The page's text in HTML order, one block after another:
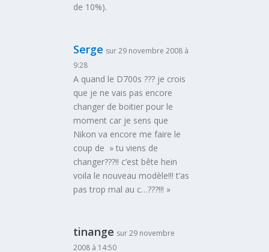
de 10%).
Serge sur 29 novembre 2008 à
9:28
A quand le D700s ??? je crois
que je ne vais pas encore
changer de boitier pour le
moment car je sens que
Nikon va encore me faire le
coup de » tu viens de
changer???!! c’est bête hein
voila le nouveau modèle!!! t’as
pas trop mal au c…???!!! »
tinange sur 29 novembre
2008 à 14:50